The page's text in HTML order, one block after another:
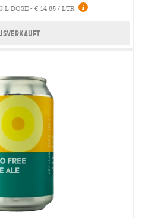
L DOSE - € 14,85 / LTR